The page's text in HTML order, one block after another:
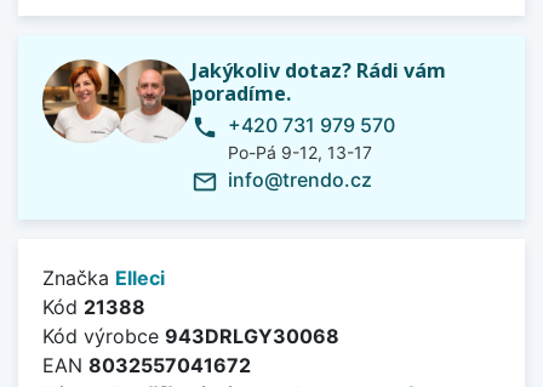
Jakýkoliv dotaz? Rádi vám
poradíme.
phone +420 731 979 570
Po-Pá 9-12, 13-17
mail_outline info@trendo.cz
Značka Elleci
Kód 21388
Kód výrobce 943DRLGY30068
EAN 8032557041672